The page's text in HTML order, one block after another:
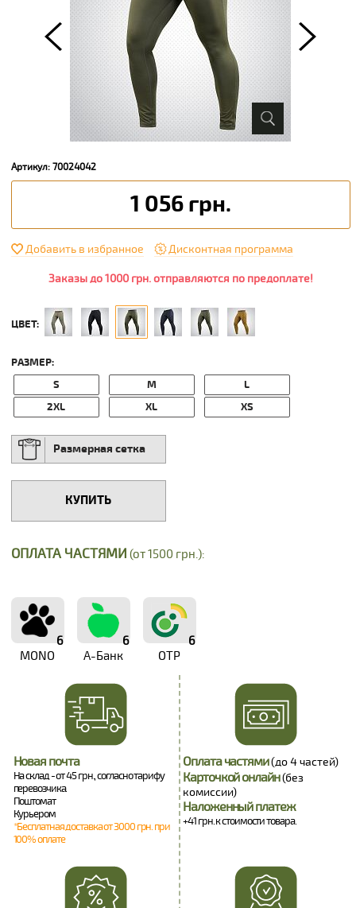
Артикул: 70024042
1 056 грн.
Добавить в избранное Дисконтная программа
Заказы до 1000 грн. отправляются по предоплате!
ЦВЕТ:
РАЗМЕР:
S
M
L
2XL
XL XS
Размерная сетка
КУПИТЬ
ОПЛАТА ЧАСТЯМИ (от 1500 грн.):
6
MONO
6
А-Банк
6
OTP
Новая почта
На склад - от 45 грн., согласно тарифу
перевозчика.
Поштомат
Курьером
*Бесплатная доставка от 3000 грн. при
100% оплате
Оплата частями(до 4 частей)
Карточкой онлайн(без
комиссии)
Наложенный платеж
+41 грн. к стоимости товара.